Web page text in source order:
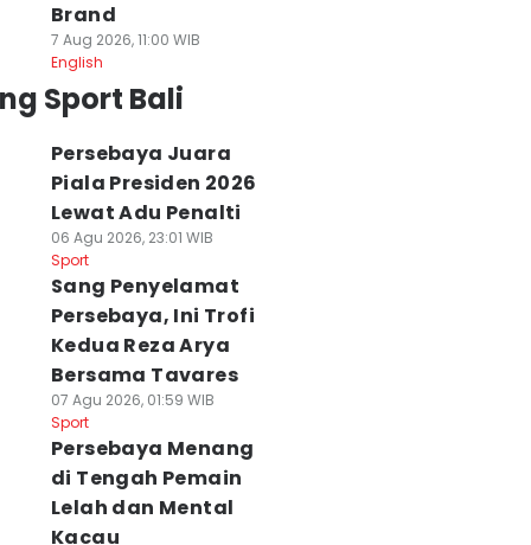
Brand
7 Aug 2026, 11:00 WIB
English
Sport Bali
Persebaya Juara
Piala Presiden 2026
Lewat Adu Penalti
06 Agu 2026, 23:01 WIB
Sport
Sang Penyelamat
Persebaya, Ini Trofi
Kedua Reza Arya
Bersama Tavares
07 Agu 2026, 01:59 WIB
Sport
Persebaya Menang
di Tengah Pemain
Lelah dan Mental
Kacau